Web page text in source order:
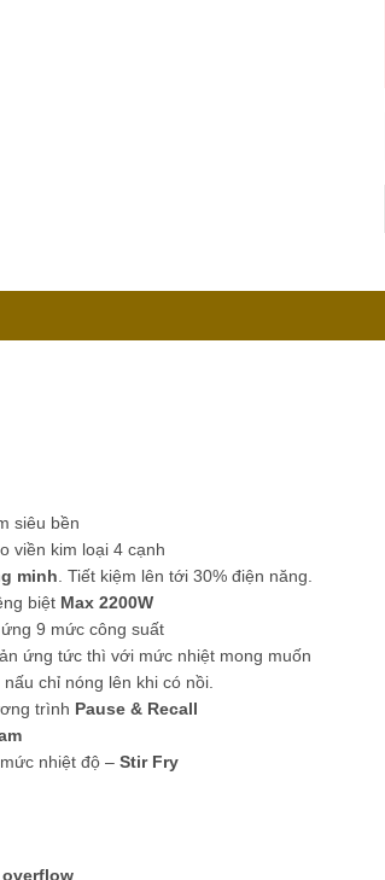
siêu bền
viền kim loại 4 cạnh
minh. Tiết kiệm lên tới 30% điện năng.
biệt Max 2200W
9 mức công suất
ứng tức thì với mức nhiệt mong muốn
chỉ nóng lên khi có nồi.
trình Pause & Recall
nhiệt độ – Stir Fry